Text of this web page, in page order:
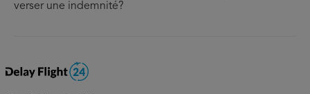
verser une indemnité?